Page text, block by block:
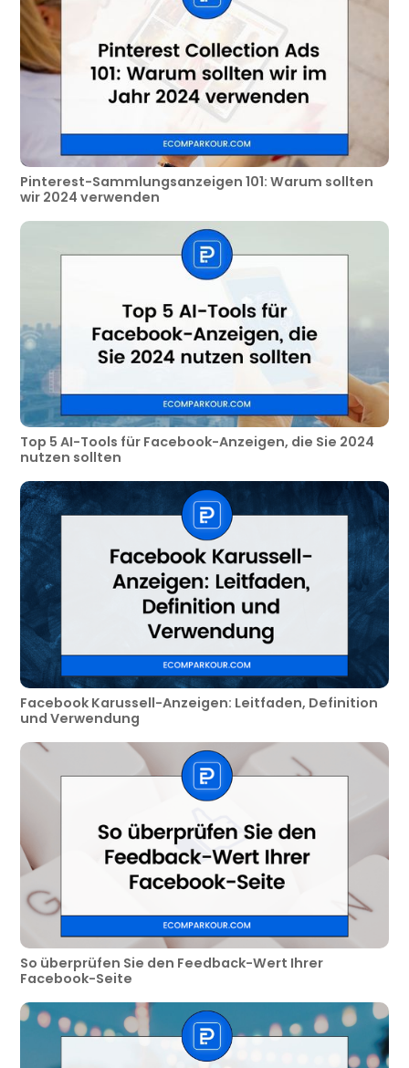
Pinterest-Sammlungsanzeigen 101: Warum sollten
wir 2024 verwenden
Top 5 AI-Tools für Facebook-Anzeigen, die Sie 2024
nutzen sollten
Facebook Karussell-Anzeigen: Leitfaden, Definition
und Verwendung
So überprüfen Sie den Feedback-Wert Ihrer
Facebook-Seite